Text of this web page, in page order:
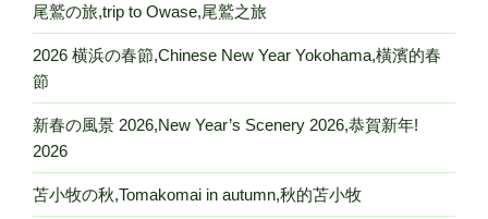
尾鷲の旅,trip to Owase,尾鷲之旅
2026 横浜の春節,Chinese New Year Yokohama,橫濱的春
節
新春の風景 2026,New Year’s Scenery 2026,恭賀新年!
2026
苫小牧の秋,Tomakomai in autumn,秋的苫小牧